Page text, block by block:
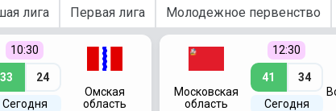
лига Первая лига Молодежное первенство
10:30
33 24
Сегодня
Омская
область
Московская
область
12:30
41 34
Сегодня